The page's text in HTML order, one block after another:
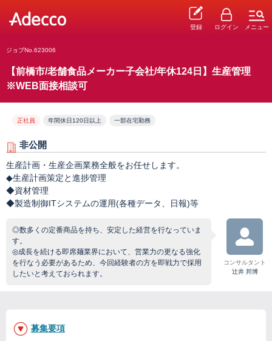
登録 ログイン メニュー
ジョブNo.623006
【前橋市/老舗食品メーカー子会社/年休124日】生産管理
※WEB面接相談可
正社員 年間休日120日以上 一部在宅勤務
非公開
生産計画・生産企画業務全般をお任せします。
◆生産計画策定と進捗管理
◆資材管理
◆製造制御ITシステムの運用(各種データ、日報)等
◎数多くの定番商品を持ち、安定した経営を行なっていま
す。
◎成長を続ける即席麺業界において、営業力の更なる強化
を行なう必要があるため、今回経験者の方を即戦力で採用
したいと考えておられます。
コンサルタント
辻井 邦博
募集要項